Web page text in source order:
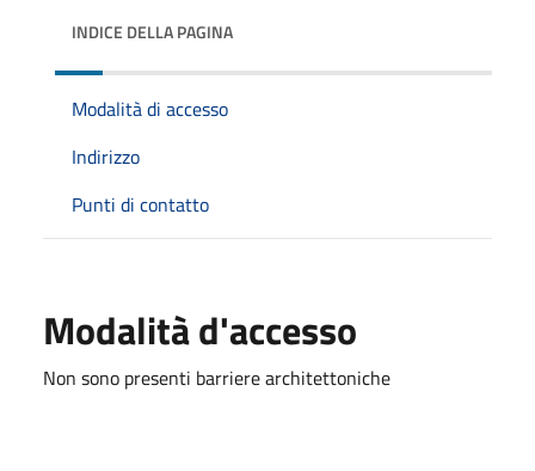
INDICE DELLA PAGINA
Modalità di accesso
Indirizzo
Punti di contatto
Modalità d'accesso
Non sono presenti barriere architettoniche